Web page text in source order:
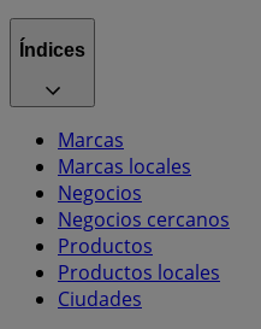
Índices
Marcas
Marcas locales
Negocios
Negocios cercanos
Productos
Productos locales
Ciudades